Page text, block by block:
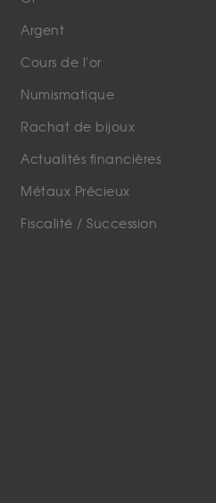
Argent
Cours de l'or
Numismatique
Rachat de bijoux
Actualités financières
Métaux Précieux
Fiscalité / Succession